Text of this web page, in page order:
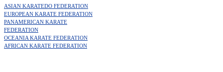
ASIAN KARATEDO FEDERATION
EUROPEAN KARATE FEDERATION
PANAMERICAN KARATE
FEDERATION
OCEANIA KARATE FEDERATION
AFRICAN KARATE FEDERATION